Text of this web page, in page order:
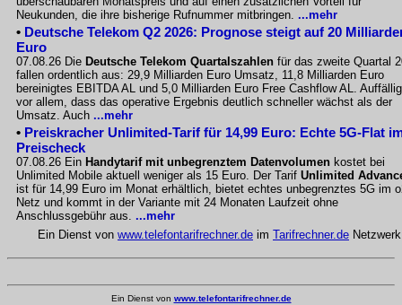
Neukunden, die ihre bisherige Rufnummer mitbringen. ...mehr
• Deutsche Telekom Q2 2026: Prognose steigt auf 20
Euro
07.08.26 Die Deutsche Telekom Quartalszahlen für das zweite Quartal
fallen ordentlich aus: 29,9 Milliarden Euro Umsatz, 11,8 Milliarden Euro
bereinigtes EBITDA AL und 5,0 Milliarden Euro Free Cashflow AL.
vor allem, dass das operative Ergebnis deutlich schneller wächst als der
Umsatz. Auch ...mehr
• Preiskracher Unlimited-Tarif für 14,99 Euro: Echte 5G-Flat
Preischeck
07.08.26 Ein Handytarif mit unbegrenztem Datenvolumen kostet bei
Unlimited Mobile aktuell weniger als 15 Euro. Der Tarif Unlimited
ist für 14,99 Euro im Monat erhältlich, bietet echtes unbegrenztes 5G im
Netz und kommt in der Variante mit 24 Monaten Laufzeit ohne
Anschlussgebühr aus. ...mehr
Ein Dienst von www.telefontarifrechner.de im Tarifrechner.de Netzwerk
Ein Dienst von www.telefontarifrechner.de